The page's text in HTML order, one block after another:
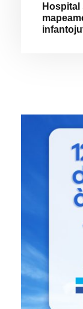
Hospital